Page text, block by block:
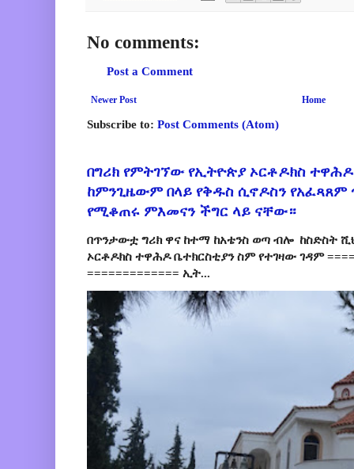
No comments:
Post a Comment
Newer Post Home
Subscribe to: Post Comments (Atom)
በግሪክ የምትገኘው የኢትዮጵያ ኦርቶዶክስ
ከምንጊዜውም በላይ የቅዱስ ሲኖዶስን የአፈጻጸም
የሚቆጠሩ ምእመናን ችግር ላይ ናቸው።
በጥንታውቷ ግሪክ ዋና ከተማ ከአቴንስ ወጣ ብሎ ከስድስት
ኦርቶዶክስ ተዋሕዶ ቤተክርስቲያን ስም የተገዛው ገዳም
============= ኢት...